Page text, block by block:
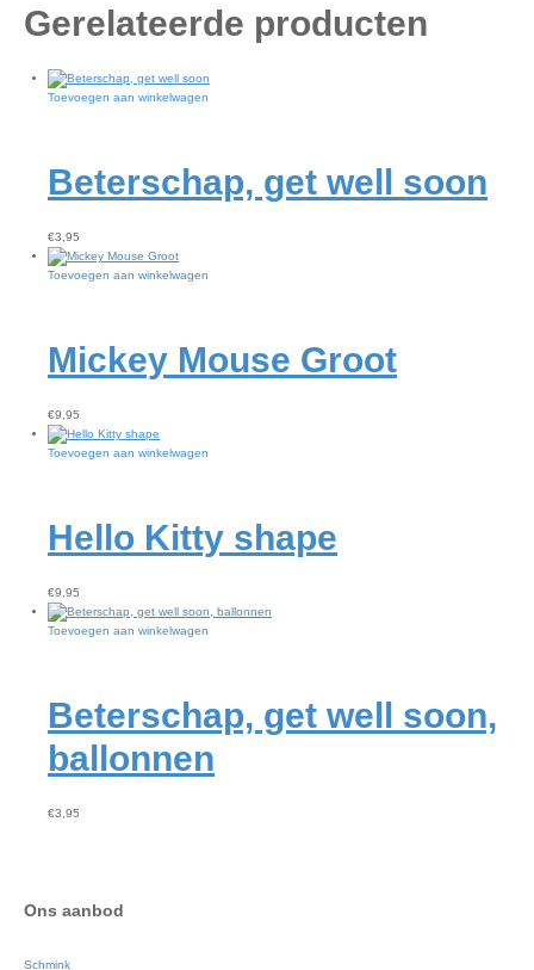
Gerelateerde producten
Toevoegen aan winkelwagen
Beterschap, get well soon
€3,95
Toevoegen aan winkelwagen
Mickey Mouse Groot
€9,95
Toevoegen aan winkelwagen
Hello Kitty shape
€9,95
Toevoegen aan winkelwagen
Beterschap, get well soon,
ballonnen
€3,95
Ons aanbod
Schmink